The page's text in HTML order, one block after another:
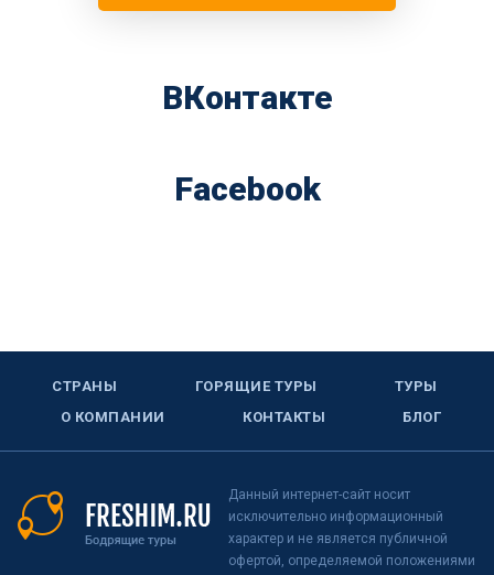
ВКонтакте
Facebook
СТРАНЫ ГОРЯЩИЕ ТУРЫ
ТУРЫ
О КОМПАНИИ
КОНТАКТЫ БЛОГ
Данный интернет-сайт носит
исключительно информационный
характер и не является публичной
офертой, определяемой положениями